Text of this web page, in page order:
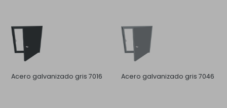
Acero galvanizado gris 7016 Acero galvanizado gris 7046